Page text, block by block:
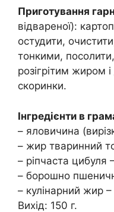
Приготування
відвареної):
остудити,
тонкими,
розігрітим жиром
скоринки.
Інгредієнти в
– яловичина
– жир тваринний
– ріпчаста цибуля
– борошно
– кулінарний жир –
Вихід: 150 г.